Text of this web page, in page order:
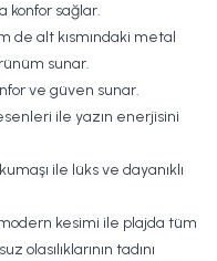
konfor sağlar.
de alt kısmındaki metal
sunar.
ve güven sunar.
ile yazın enerjisini
ile lüks ve dayanıklı
kesimi ile plajda tüm
olasılıklarının tadını